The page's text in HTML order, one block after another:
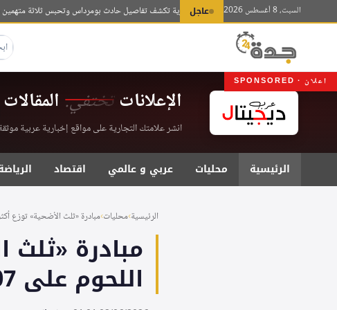
السبت، 8 أغسطس 2026 عاجل
النيابة الجزائرية تكشف تفاصيل حادث بومرداس وتحبس ثلاثة متهمين
اعلان · SPONSORED
الإعلانات تختفي. المقالات
انشر علامتك التجارية على مواقع إخبارية عربية موثقة . اشتراك
الرئيسية محليات عربي و عالمي اقتصاد
الرئيسية›محليات›مبادرة «ثلث الأضحية» توزع
اللحوم على 207 آلاف مستفيد في الرياض